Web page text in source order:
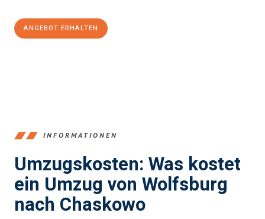
ANGEBOT ERHALTEN
INFORMATIONEN
Umzugskosten: Was kostet
ein Umzug von Wolfsburg
nach Chaskowo